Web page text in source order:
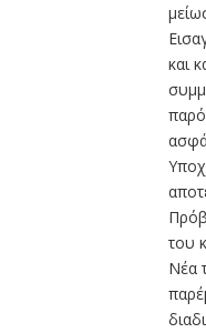
και
του
Νέα